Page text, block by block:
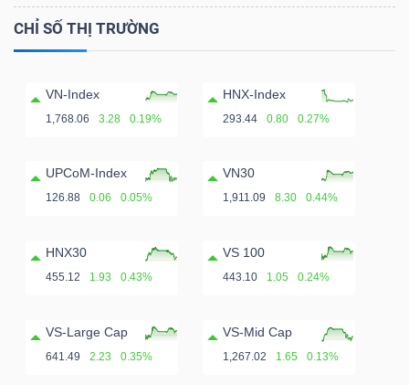
CHỈ SỐ THỊ TRƯỜNG
VN-Index
1,768.06 3.28 0.19%
HNX-Index
293.44 0.80 0.27%
UPCoM-Index
126.88 0.06 0.05%
VN30
1,911.09 8.30 0.44%
HNX30
455.12 1.93 0.43%
VS 100
443.10 1.05 0.24%
VS-Large Cap
641.49 2.23 0.35%
VS-Mid Cap
1,267.02 1.65 0.13%
(-)
ngữ
Dịch
tạo